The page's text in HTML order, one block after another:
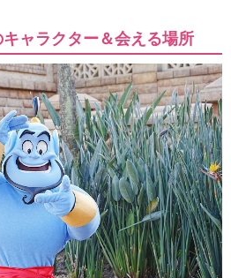
ャラクター＆会える場所